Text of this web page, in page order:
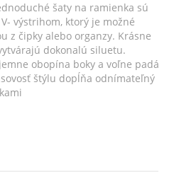
šaty na ramienka sú
výstrihom, ktorý je možné
z čipky alebo organzy. Krásne
dokonalú siluetu.
obopína boky a voľne padá
štýlu dopĺňa odnímateľný